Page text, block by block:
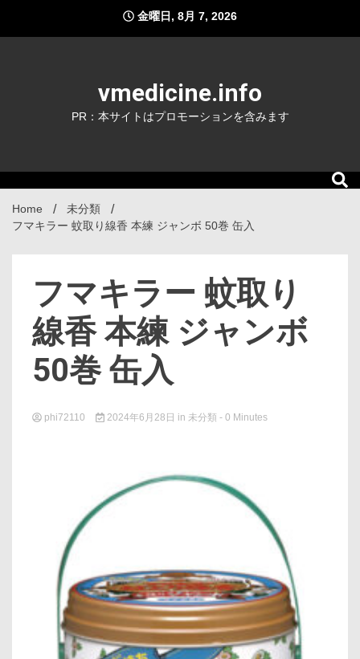
content
金曜日, 8月 7, 2026
vmedicine.info
PR：本サイトはプロモーションを含みます
Home
未分類
フマキラー 蚊取り線香 本練 ジャンボ 50巻 缶入
フマキラー 蚊取り
線香 本練 ジャンボ
50巻 缶入
phi72110 2024年6月28日 in 未分類 - 0 Minutes